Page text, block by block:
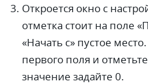
Откроется окно с
отметка стоит на поле
«Начать с» пустое
первого поля и
значение задайте 0.